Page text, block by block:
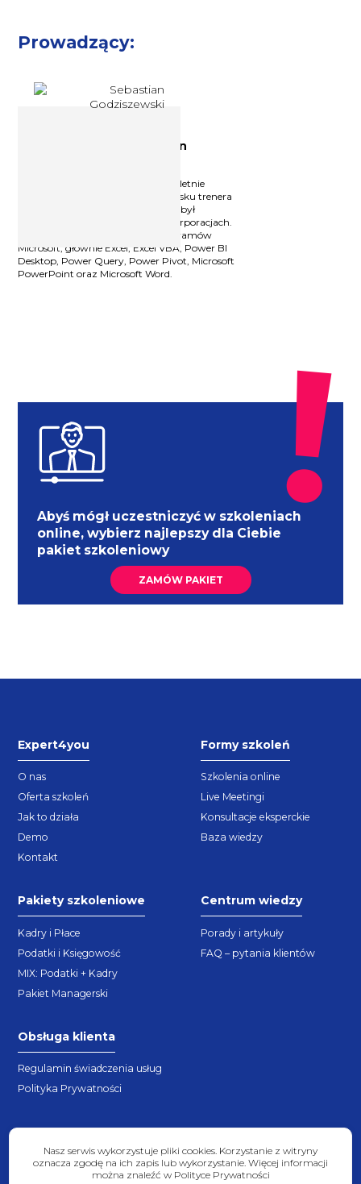
Prowadzący:
Specjalista ds. IT Sebastian
Specjalista ds. IT. Posiada ponad 12-letnie
doświadczenie w pracy na stanowisku trenera
IT oraz analityka danych, które zdobył
pracując w międzynarodowych korporacjach.
Prowadzi szkolenia z obsługi programów
Microsoft, głównie Excel, Excel VBA, Power BI
Desktop, Power Query, Power Pivot, Microsoft
PowerPoint oraz Microsoft Word.
Abyś mógł uczestniczyć w szkoleniach
online, wybierz najlepszy dla Ciebie
pakiet szkoleniowy
ZAMÓW PAKIET
Expert4you
O nas
Oferta szkoleń
Jak to działa
Demo
Kontakt
Formy szkoleń
Szkolenia online
Live Meetingi
Konsultacje eksperckie
Baza wiedzy
Pakiety szkoleniowe
Kadry i Płace
Podatki i Księgowość
MIX: Podatki + Kadry
Pakiet Managerski
Centrum wiedzy
Porady i artykuły
FAQ – pytania klientów
Obsługa klienta
Regulamin świadczenia usług
Polityka Prywatności
Nasz serwis wykorzystuje pliki cookies. Korzystanie z witryny
oznacza zgodę na ich zapis lub wykorzystanie. Więcej informacji
można znaleźć w Polityce Prywatności